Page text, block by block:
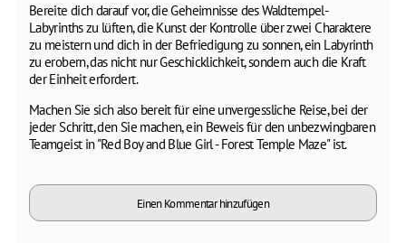
Bereite dich darauf vor, die Geheimnisse des Waldtempel-
Labyrinths zu lüften, die Kunst der Kontrolle über zwei Charaktere
zu meistern und dich in der Befriedigung zu sonnen, ein Labyrinth
zu erobern, das nicht nur Geschicklichkeit, sondern auch die Kraft
der Einheit erfordert.
Machen Sie sich also bereit für eine unvergessliche Reise, bei der
jeder Schritt, den Sie machen, ein Beweis für den unbezwingbaren
Teamgeist in "Red Boy and Blue Girl - Forest Temple Maze" ist.
Einen Kommentar hinzufügen